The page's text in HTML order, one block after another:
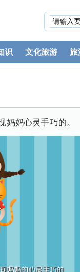
识 文化旅游 旅
妈妈心灵手巧的。